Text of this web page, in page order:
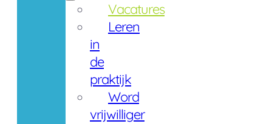
Vacatures
Leren
in
de
praktijk
Word
vrijwilliger